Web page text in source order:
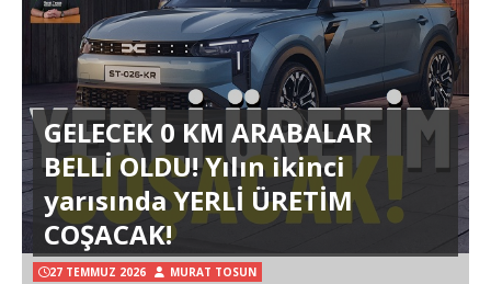
GELECEK 0 KM ARABALAR
BELLİ OLDU! Yılın ikinci
yarısında YERLİ ÜRETİM
COŞACAK!
27 TEMMUZ 2026 MURAT TOSUN